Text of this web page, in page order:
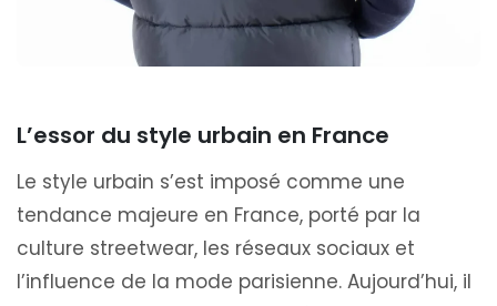
L’essor du style urbain en France
Le style urbain s’est imposé comme une
tendance majeure en France, porté par la
culture streetwear, les réseaux sociaux et
l’influence de la mode parisienne. Aujourd’hui, il